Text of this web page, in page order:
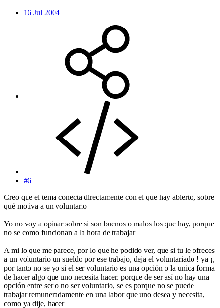
16 Jul 2004
#6
Creo que el tema conecta directamente con el que hay abierto, sobre
qué motiva a un voluntario
Yo no voy a opinar sobre si son buenos o malos los que hay, porque
no se como funcionan a la hora de trabajar
A mi lo que me parece, por lo que he podido ver, que si tu le ofreces
a un voluntario un sueldo por ese trabajo, deja el voluntariado ! ya ¡,
por tanto no se yo si el ser voluntario es una opción o la unica forma
de hacer algo que uno necesita hacer, porque de ser así no hay una
opción entre ser o no ser voluntario, se es porque no se puede
trabajar remuneradamente en una labor que uno desea y necesita,
como ya dije, hacer